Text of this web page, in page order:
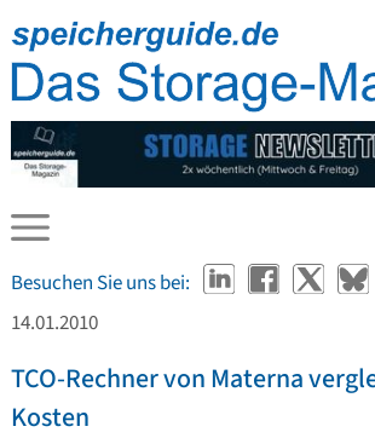
Besuchen Sie uns bei:
14.01.2010
TCO-Rechner von Materna
Kosten